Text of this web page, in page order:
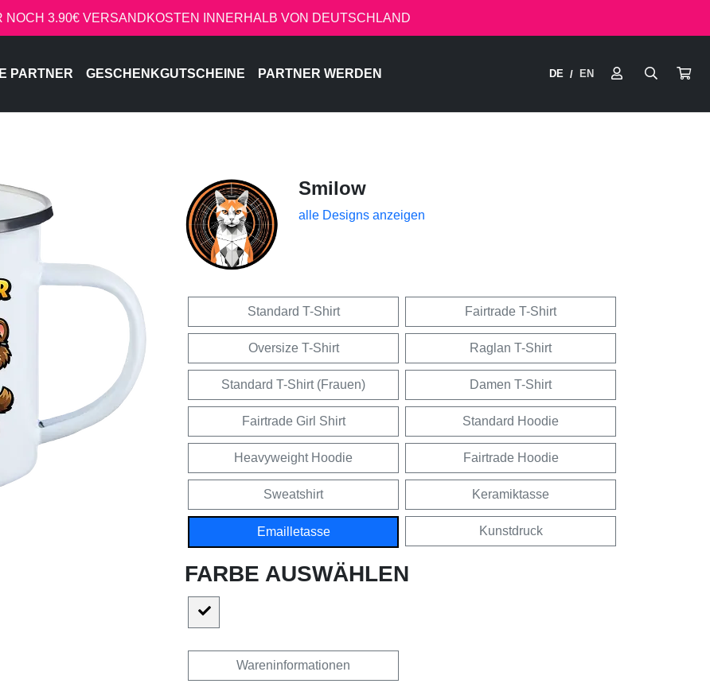
NOCH 3.90€ VERSANDKOSTEN INNERHALB VON DEUTSCHLAND
PARTNER GESCHENKGUTSCHEINE PARTNER WERDEN DE / EN
Smilow
alle Designs anzeigen
Standard T-Shirt Fairtrade T-Shirt
Oversize T-Shirt Raglan T-Shirt
Standard T-Shirt (Frauen) Damen T-Shirt
Fairtrade Girl Shirt Standard Hoodie
Heavyweight Hoodie Fairtrade Hoodie
Sweatshirt Keramiktasse
Emailletasse Kunstdruck
FARBE AUSWÄHLEN
Wareninformationen